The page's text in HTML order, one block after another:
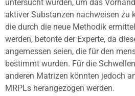
untersucht würden, um das
aktiver Substanzen nachweisen zu
die durch die neue Methodik
werden, betonte der Experte, da
angemessen seien, die für den
bestimmt wurden. Für die
anderen Matrizen könnten jedoch
MRPLs herangezogen werden.